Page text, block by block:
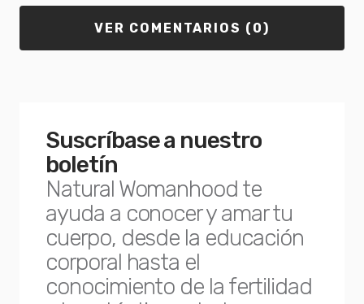
VER COMENTARIOS (0)
Suscríbase a nuestro
boletín
Natural Womanhood te
ayuda a conocer y amar tu
cuerpo, desde la educación
corporal hasta el
conocimiento de la fertilidad